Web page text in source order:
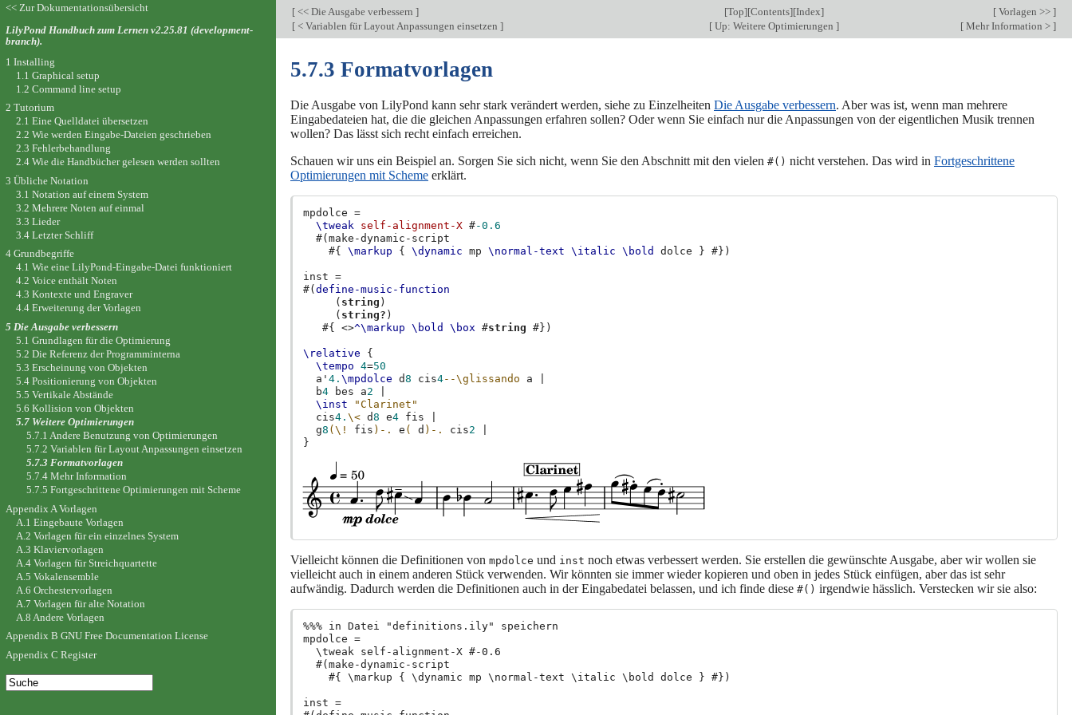
[ << Die Ausgabe verbessern ] [Top][Contents][Index] [ Vorlagen >> ]
[ < Variablen für Layout Anpassungen einsetzen ] [ Up: Weitere Optimierungen ] [ Mehr Information > ]
5.7.3 Formatvorlagen
Die Ausgabe von LilyPond kann sehr stark verändert werden, siehe zu Einzelheiten Die Ausgabe verbessern. Aber was ist, wenn man mehrere
Eingabedateien hat, die die gleichen Anpassungen erfahren sollen? Oder wenn Sie einfach nur die Anpassungen von der eigentlichen Musik trennen
wollen? Das lässt sich recht einfach erreichen.
Schauen wir uns ein Beispiel an. Sorgen Sie sich nicht, wenn Sie den Abschnitt mit den vielen #() nicht verstehen. Das wird in Fortgeschrittene
Optimierungen mit Scheme erklärt.
mpdolce
=
\tweak self-alignment-X #-0.6
#(make-dynamic-script
#{
\markup { \dynamic mp \normal-text \italic \bold dolce } #})
inst
=
#(define-music-function
( string )
( string? )
#{
<>^\markup \bold \box #string #})
\relative
{
\tempo
4=50
a'4.\mpdolce d8 cis4--\glissando a
b4 bes a2
\inst
"Clarinet"
cis4.\< d8 e4 fis
g8 (\! fis )-. e ( d )-. cis2
}
Vielleicht können die Definitionen von mpdolce und inst noch etwas verbessert werden. Sie erstellen die gewünschte Ausgabe, aber wir wollen sie
vielleicht auch in einem anderen Stück verwenden. Wir könnten sie immer wieder kopieren und oben in jedes Stück einfügen, aber das ist sehr
aufwändig. Dadurch werden die Definitionen auch in der Eingabedatei belassen, und ich finde diese #() irgendwie hässlich. Verstecken wir sie also:
%%% in Datei "definitions.ily" speichern
mpdolce =
  \tweak self-alignment-X #-0.6
  #(make-dynamic-script
    #{ \markup { \dynamic mp \normal-text \italic \bold dolce } #})
inst =
<< Zur Dokumentationsübersicht
LilyPond Handbuch zum Lernen v2.25.81 (development-
branch).
1 Installing
1.1 Graphical setup
1.2 Command line setup
2 Tutorium
2.1 Eine Quelldatei übersetzen
2.2 Wie werden Eingabe-Dateien geschrieben
2.3 Fehlerbehandlung
2.4 Wie die Handbücher gelesen werden sollten
3 Übliche Notation
3.1 Notation auf einem System
3.2 Mehrere Noten auf einmal
3.3 Lieder
3.4 Letzter Schliff
4 Grundbegriffe
4.1 Wie eine LilyPond-Eingabe-Datei funktioniert
4.2 Voice enthält Noten
4.3 Kontexte und Engraver
4.4 Erweiterung der Vorlagen
5 Die Ausgabe verbessern
5.1 Grundlagen für die Optimierung
5.2 Die Referenz der Programminterna
5.3 Erscheinung von Objekten
5.4 Positionierung von Objekten
5.5 Vertikale Abstände
5.6 Kollision von Objekten
5.7 Weitere Optimierungen
5.7.1 Andere Benutzung von Optimierungen
5.7.2 Variablen für Layout Anpassungen einsetzen
5.7.3 Formatvorlagen
5.7.4 Mehr Information
5.7.5 Fortgeschrittene Optimierungen mit Scheme
Appendix A Vorlagen
A.1 Eingebaute Vorlagen
A.2 Vorlagen für ein einzelnes System
A.3 Klaviervorlagen
A.4 Vorlagen für Streichquartette
A.5 Vokalensemble
A.6 Orchestervorlagen
A.7 Vorlagen für alte Notation
A.8 Andere Vorlagen
Appendix B GNU Free Documentation License
Appendix C Register